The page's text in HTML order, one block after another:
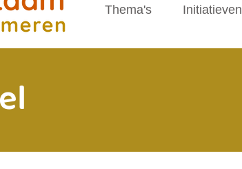
Thema's Initiatieven